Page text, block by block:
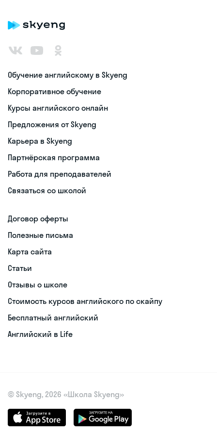
Обучение английскому в Skyeng
Корпоративное обучение
Курсы английского онлайн
Предложения от Skyeng
Карьера в Skyeng
Партнёрская программа
Работа для преподавателей
Связаться со школой
Договор оферты
Полезные письма
Карта сайта
Статьи
Отзывы о школе
Стоимость курсов английского по скайпу
Бесплатный английский
Английский в Life
© Skyeng, 2026 «Школа Skyeng»